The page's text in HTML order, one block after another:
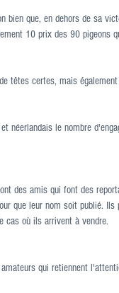
bien que, en dehors de sa
10 prix des 90 pigeons
têtes certes, mais
néerlandais le nombre
des amis qui font des
que leur nom soit publié.
cas où ils arrivent à vendre.
qui retiennent